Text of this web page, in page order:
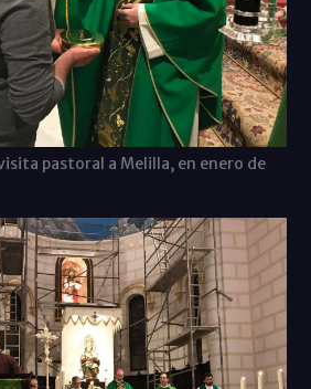
pastoral a Melilla, en enero de